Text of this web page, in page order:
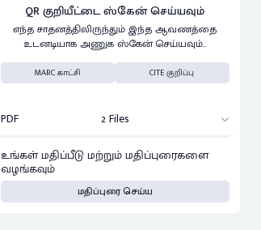
QR குறியீட்டை ஸ்கேன் செய்யவும்
எந்த சாதனத்திலிருந்தும் இந்த ஆவணத்தை
உடனடியாக அணுக ஸ்கேன் செய்யவும்..
MARC காட்சி CITE குறிப்பு
PDF 2 Files
உங்கள் மதிப்பீடு மற்றும் மதிப்புரைகளை
வழங்கவும்
மதிப்புரை செய்ய